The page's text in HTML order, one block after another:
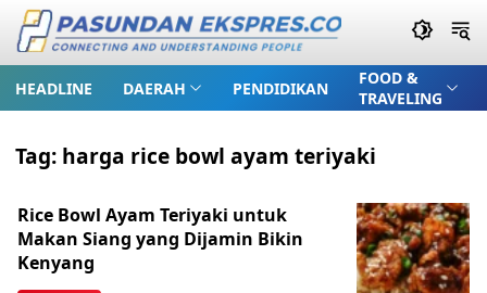
HEADLINE DAERAH PENDIDIKAN
FOOD &
TRAVELING
Tag: harga rice bowl ayam teriyaki
Rice Bowl Ayam Teriyaki untuk
Makan Siang yang Dijamin Bikin
Kenyang